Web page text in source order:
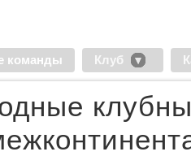
команды Клуб